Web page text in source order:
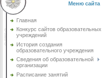
Меню сайта
Главная
Конкурс сайтов образовательных
учреждений
История создания
образовательного учреждения
Сведения об образовательной
организации
Расписание занятий